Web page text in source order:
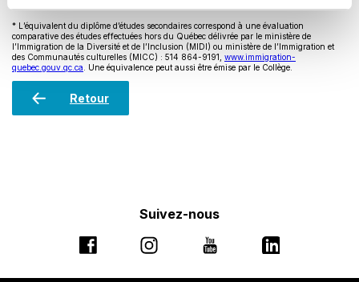
une
nouvelle
fenêtre
* L’équivalent du diplôme d’études secondaires correspond à une évaluation
comparative des études effectuées hors du Québec délivrée par le ministère de
l’Immigration de la Diversité et de l’Inclusion (MIDI) ou ministère de l’Immigration et
des Communautés culturelles (MICC) : 514 864-9191, www.immigration-
quebec.gouv.qc.ca Ce
dans
. Une équivalence peut aussi être émise par le Collège.
Retour
Suivez-nous
Ce
Ce
Ce
Ce